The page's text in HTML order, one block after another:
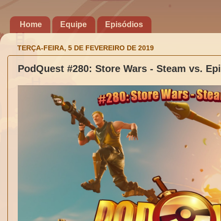
Home Equipe Episódios
TERÇA-FEIRA, 5 DE FEVEREIRO DE 2019
PodQuest #280: Store Wars - Steam vs.